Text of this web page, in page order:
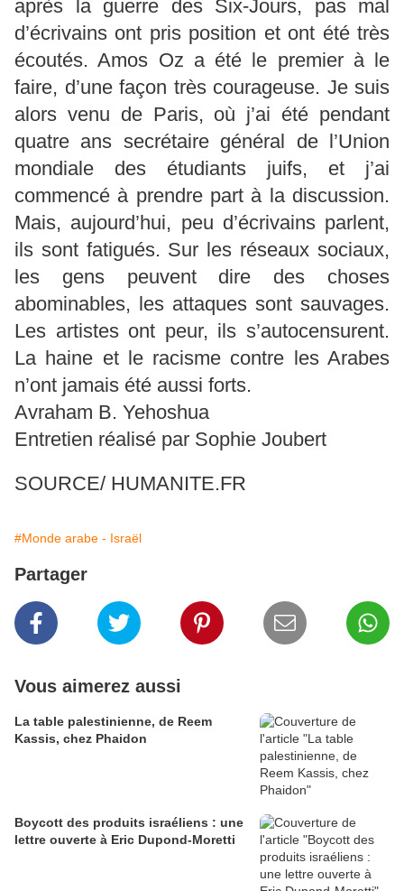
après la guerre des Six-Jours, pas mal
d’écrivains ont pris position et ont été très
écoutés. Amos Oz a été le premier à le
faire, d’une façon très courageuse. Je suis
alors venu de Paris, où j’ai été pendant
quatre ans secrétaire général de l’Union
mondiale des étudiants juifs, et j’ai
commencé à prendre part à la discussion.
Mais, aujourd’hui, peu d’écrivains parlent,
ils sont fatigués. Sur les réseaux sociaux,
les gens peuvent dire des choses
abominables, les attaques sont sauvages.
Les artistes ont peur, ils s’autocensurent.
La haine et le racisme contre les Arabes
n’ont jamais été aussi forts.
Avraham B. Yehoshua
Entretien réalisé par Sophie Joubert
SOURCE/ HUMANITE.FR
#Monde arabe - Israël
Partager
Vous aimerez aussi
La table palestinienne, de Reem
Kassis, chez Phaidon
Boycott des produits israéliens : une
lettre ouverte à Eric Dupond-Moretti